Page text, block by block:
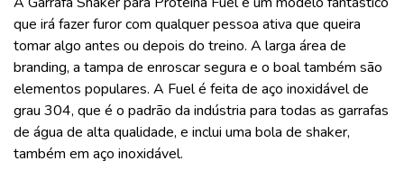
que irá fazer furor com qualquer pessoa ativa que queira
tomar algo antes ou depois do treino. A larga área de
branding, a tampa de enroscar segura e o boal também são
elementos populares. A Fuel é feita de aço inoxidável de
grau 304, que é o padrão da indústria para todas as garrafas
de água de alta qualidade, e inclui uma bola de shaker,
também em aço inoxidável.